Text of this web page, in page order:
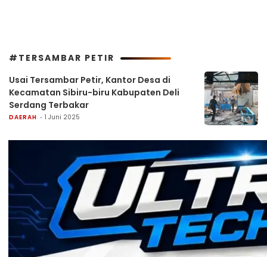
#TERSAMBAR PETIR
Usai Tersambar Petir, Kantor Desa di
Kecamatan Sibiru-biru Kabupaten Deli
Serdang Terbakar
DAERAH 1 Juni 2025